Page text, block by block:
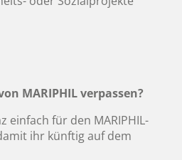
MARIPHIL verpassen?
einfach für den MARIPHIL-
ihr künftig auf dem